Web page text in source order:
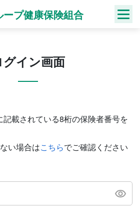
プ健康保険組合
グイン画面
載されている8桁の保険者番号を
い場合はこちらでご確認ください